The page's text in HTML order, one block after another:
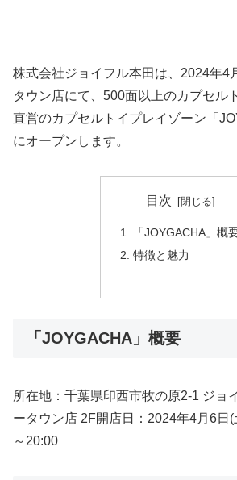
株式会社ジョイフル本田は、2024年4
タウン店にて、500面以上のカプセル
直営のカプセルトイプレイゾーン「
にオープンします。
目次
「JOYGACHA」概
特徴と魅力
「JOYGACHA」概要
所在地：千葉県印西市牧の原2-1 ジョ
ータウン店 2F開店日：2024年4月6日
～20:00